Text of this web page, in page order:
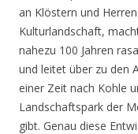
an Klöstern und
Kulturlandschaft,
nahezu 100 Jahren
und leitet über zu den
einer Zeit nach Kohle
Landschaftspark der
gibt. Genau diese